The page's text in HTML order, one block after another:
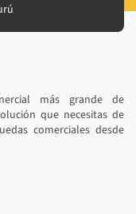
más grande de
que necesitas de
comerciales desde